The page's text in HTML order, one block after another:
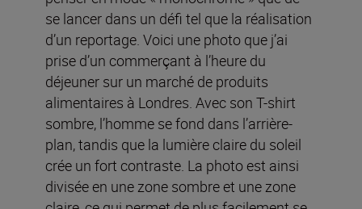
se lancer dans un défi tel que la réalisation
d’un reportage. Voici une photo que j’ai
prise d’un commerçant à l’heure du
déjeuner sur un marché de produits
alimentaires à Londres. Avec son T-shirt
sombre, l’homme se fond dans l’arrière-
plan, tandis que la lumière claire du soleil
crée un fort contraste. La photo est ainsi
divisée en une zone sombre et une zone